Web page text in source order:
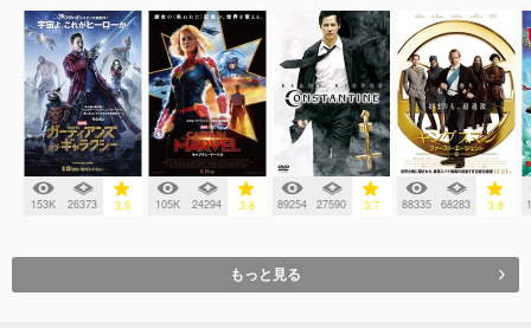
153K 26373 3.9 105K 24294 3.8 89254 27590 3.7 88335 68283 3.8
もっと見る